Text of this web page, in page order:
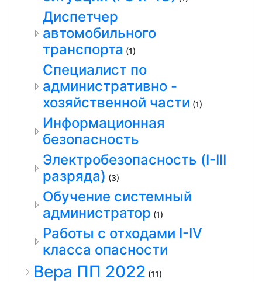
Диспетчер
автомобильного
транспорта (1)
Специалист по
административно -
хозяйственной части (1)
Информационная
безопасность
Электробезопасность (I-III
разряда) (3)
Обучение системный
администратор (1)
Работы с отходами I-IV
класса опасности
Вера ПП 2022 (11)